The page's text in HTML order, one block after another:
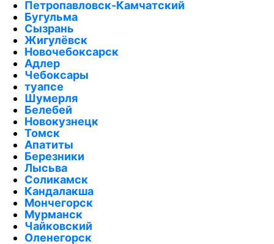
Петропавловск-Камчатский
Бугульма
Сызрань
Жигулёвск
Новочебоксарск
Адлер
Чебоксары
туапсе
Шумерля
Белебей
Новокузнецк
Томск
Апатиты
Березники
Лысьва
Соликамск
Кандалакша
Мончегорск
Мурманск
Чайковский
Оленегорск